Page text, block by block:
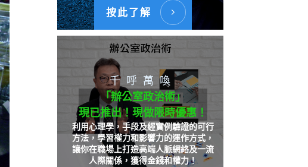
按此了解
千呼萬喚
「辦公室政治術」
現已推出！現做限時優惠！
利用心理學，手段及經實例驗證的可行
方法，學習權力和影響力的運作方式，
讓你在職場上打造高端人脈網絡及一流
人際關係，獲得金錢和權力！